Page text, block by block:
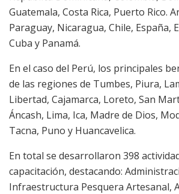
Guatemala, Costa Rica, Puerto Rico.
Paraguay, Nicaragua, Chile, España,
Cuba y Panamá.
En el caso del Perú, los principales
de las regiones de Tumbes, Piura,
Libertad, Cajamarca, Loreto, San
Áncash, Lima, Ica, Madre de Dios,
Tacna, Puno y Huancavelica.
En total se desarrollaron 398
capacitación, destacando:
Infraestructura Pesquera Artesanal,